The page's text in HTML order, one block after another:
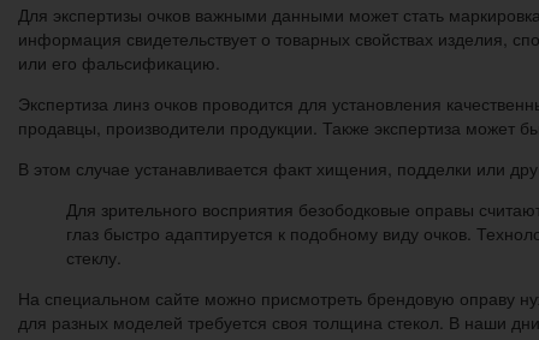
Для экспертизы очков важными данными может стать
информация свидетельствует о товарных свойствах изделия,
или его фальсификацию.
Экспертиза линз очков проводится для установления
продавцы, производители продукции. Также экспертиза может
В этом случае устанавливается факт хищения, подделки или
Для зрительного восприятия безободковые оправы
глаз быстро адаптируется к подобному виду очков.
стеклу.
На специальном сайте можно присмотреть брендовую оправу
для разных моделей требуется своя толщина стекол. В наши